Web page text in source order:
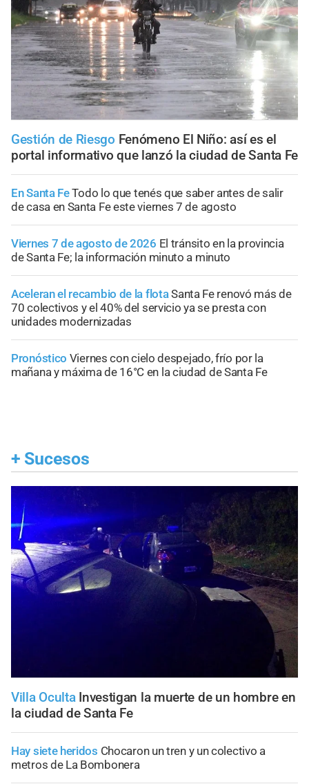
Gestión de Riesgo Fenómeno El Niño: así es el
portal informativo que lanzó la ciudad de Santa Fe
En Santa FeTodo lo que tenés que saber antes de salir
de casa en Santa Fe este viernes 7 de agosto
Viernes 7 de agosto de 2026 El tránsito en la provincia
de Santa Fe; la información minuto a minuto
Aceleran el recambio de la flotaSanta Fe renovó más de
70 colectivos y el 40% del servicio ya se presta con
unidades modernizadas
Pronóstico Viernes con cielo despejado, frío por la
mañana y máxima de 16°C en la ciudad de Santa Fe
+ Sucesos
Villa Oculta Investigan la muerte de un hombre en
la ciudad de Santa Fe
Hay siete heridos Chocaron un tren y un colectivo a
metros de La Bombonera